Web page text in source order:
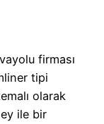
firması
tipi
olarak
ile bir